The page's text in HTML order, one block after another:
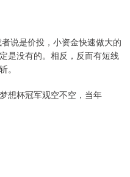
是价投，小资金快速做大的
是没有的。相反，反而有短线
。
杯冠军观空不空，当年